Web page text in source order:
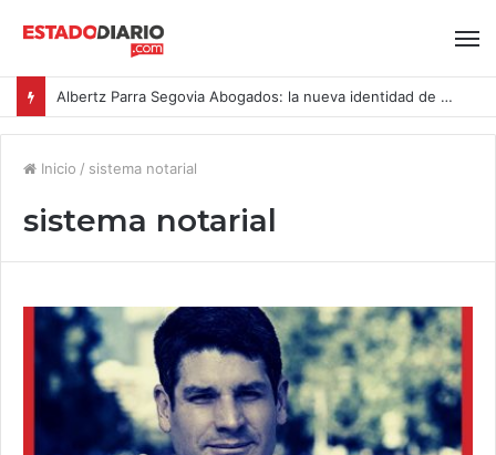
Albertz Parra Segovia Abogados: la nueva identidad de Segovia Consulting
Inicio / sistema notarial
sistema notarial